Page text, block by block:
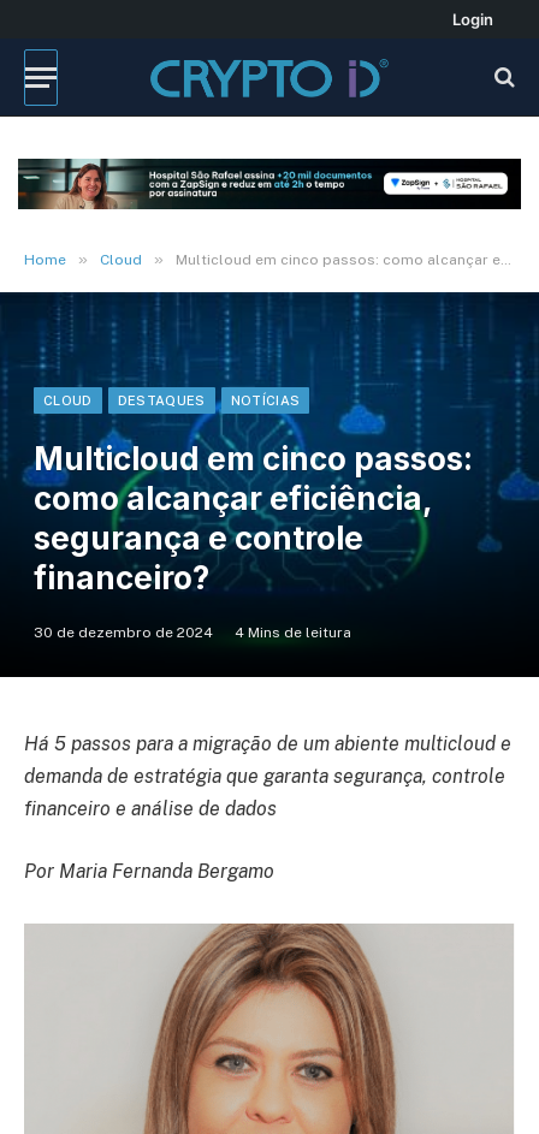
Login
Home » Cloud » Multicloud em cinco passos: como alcançar eficiência, segurança e controle financeiro?
CLOUD DESTAQUES NOTÍCIAS
Multicloud em cinco passos:
como alcançar eficiência,
segurança e controle
financeiro?
30 de dezembro de 2024 4 Mins de leitura
Há 5 passos para a migração de um abiente multicloud e
demanda de estratégia que garanta segurança, controle
financeiro e análise de dados
Por Maria Fernanda Bergamo